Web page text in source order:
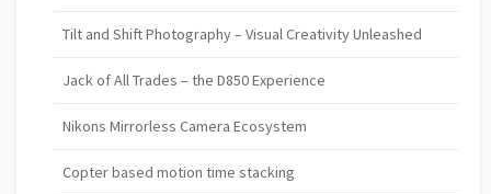
Tilt and Shift Photography – Visual Creativity Unleashed
Jack of All Trades – the D850 Experience
Nikons Mirrorless Camera Ecosystem
Copter based motion time stacking